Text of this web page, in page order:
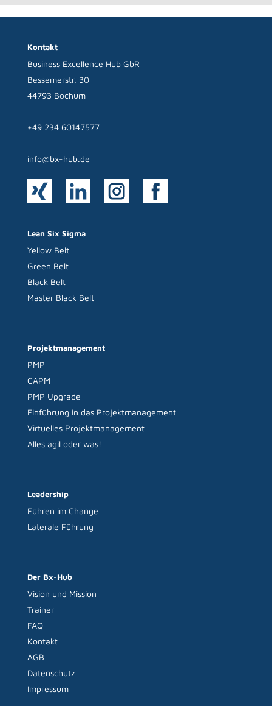
Kontakt
Business Excellence Hub GbR
Bessemerstr. 30
44793 Bochum
+49 234 60147577
info@bx-hub.de
Lean Six Sigma
Yellow Belt
Green Belt
Black Belt
Master Black Belt
Projektmanagement
PMP
CAPM
PMP Upgrade
Einführung in das Projektmanagement
Virtuelles Projektmanagement
Alles agil oder was!
Leadership
Führen im Change
Laterale Führung
Der Bx-Hub
Vision und Mission
Trainer
FAQ
Kontakt
AGB
Datenschutz
Impressum